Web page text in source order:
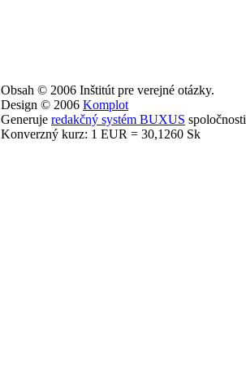
Obsah © 2006 Inštitút pre verejné otázky.
Design © 2006 Komplot
Generuje redakčný systém BUXUS
Konverzný kurz: 1 EUR = 30,1260 Sk